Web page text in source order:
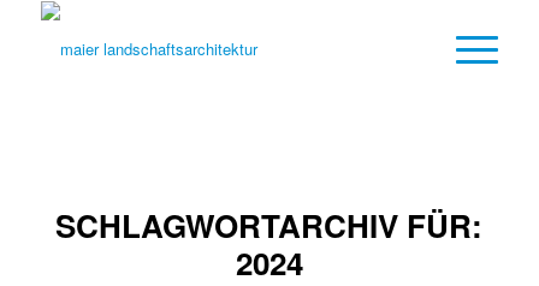
SCHLAGWORTARCHIV FÜR:
2024